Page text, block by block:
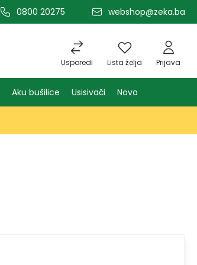
0800 20275 webshop@zeka.ba
Usporedi Lista želja Prijava
Aku bušilice Usisivači Novo